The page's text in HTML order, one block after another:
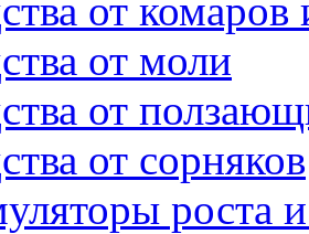
от
от моли
от
от сорняков
роста и